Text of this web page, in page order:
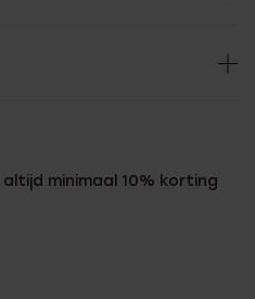
minimaal 10% korting